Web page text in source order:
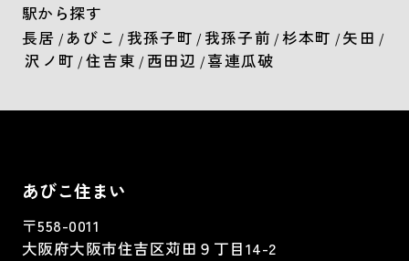
駅から探す
長居 / あびこ / 我孫子町 / 我孫子前 / 杉本町 / 矢田 /
沢ノ町 / 住吉東 / 西田辺 /喜連瓜破
あびこ住まい
〒558-0011
大阪府大阪市住吉区苅田９丁目14-2